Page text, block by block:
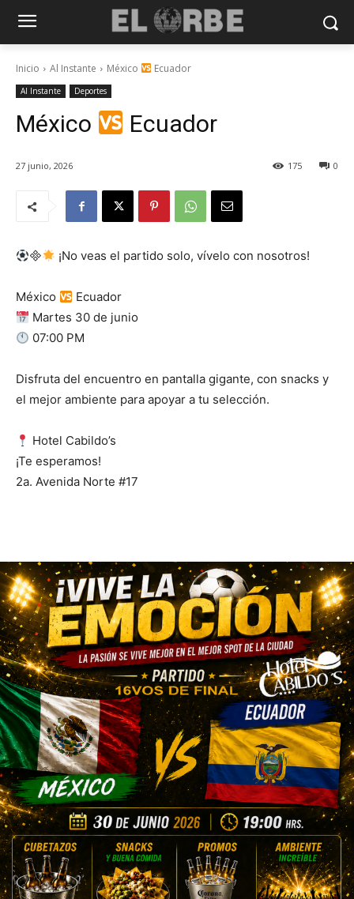
Inicio Al Instante México Ecuador
Al Instante Deportes
México Ecuador
27 junio, 2026 0
175
 ¡No veas el partido solo, vívelo con nosotros!
México
Ecuador
Martes 30 de junio
07:00 PM
Disfruta del encuentro en pantalla gigante, con snacks y
el mejor ambiente para apoyar a tu selección.
Hotel Cabildo’s
¡Te esperamos!
2a. Avenida Norte #17